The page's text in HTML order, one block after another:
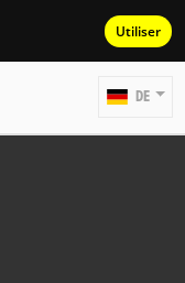
Utiliser
DE